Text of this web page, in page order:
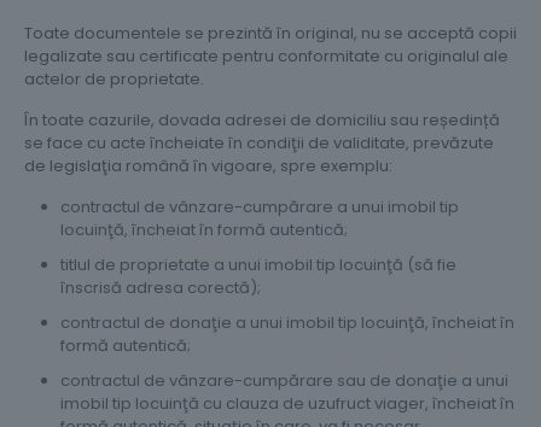
Toate documentele se prezintă în original, nu se acceptă copii
legalizate sau certificate pentru conformitate cu originalul ale
actelor de proprietate.
În toate cazurile, dovada adresei de domiciliu sau reședință
se face cu acte încheiate în condiţii de validitate, prevăzute
de legislaţia română în vigoare, spre exemplu:
contractul de vânzare-cumpărare a unui imobil tip
locuinţă, încheiat în formă autentică;
titlul de proprietate a unui imobil tip locuinţă (să fie
înscrisă adresa corectă);
contractul de donaţie a unui imobil tip locuinţă, încheiat în
formă autentică;
contractul de vânzare-cumpărare sau de donaţie a unui
imobil tip locuinţă cu clauza de uzufruct viager, încheiat în